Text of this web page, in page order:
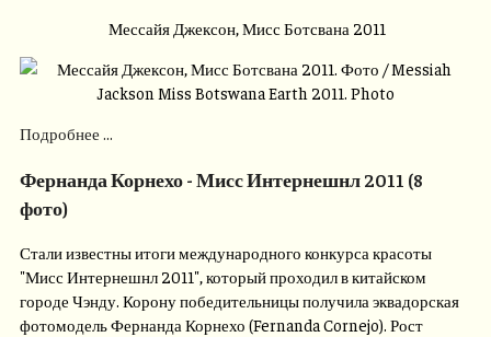
Мессайя Джексон, Мисс Ботсвана 2011
Подробнее ...
Фернанда Корнехо - Мисс Интернешнл 2011 (8
фото)
Стали известны итоги международного конкурса красоты
"Мисс Интернешнл 2011", который проходил в китайском
городе Чэнду. Корону победительницы получила эквадорская
фотомодель Фернанда Корнехо (Fernanda Cornejo). Рост